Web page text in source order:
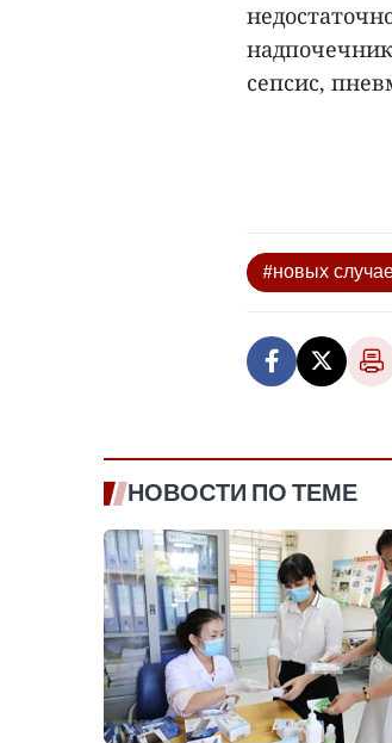
сепсис,
#новых
НОВОСТИ ПО ТЕМЕ